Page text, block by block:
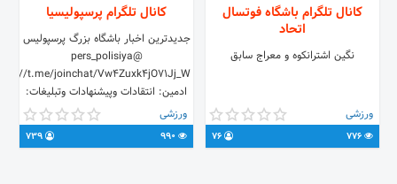
کانال تلگرام باشگاه فوتسال
اتحاد
نگین اشترانکوه و معراج سابق
ورزشی
کانال تلگرام پرسپولیسیا
جدیدترین اخبار باشگاه بزرگ پرسپولیس
@pers_polisiya
t.me/joinchat/Vw4Zuxk4jO71Jj_W
ادمین: انتقادات وپيشنهادات وتبليغات:
@RMmmmmmmmm گپ کانال
پرسپولیسیا: @gp_pers_polisiya
ورزشی